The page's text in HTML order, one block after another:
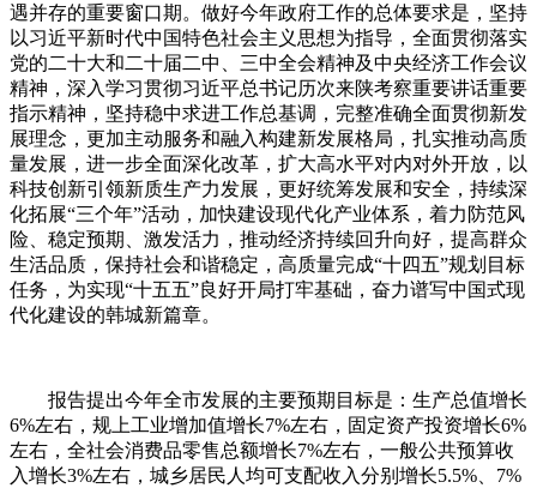
遇并存的重要窗口期。做好今年政府工作的总体要求是，坚持
以习近平新时代中国特色社会主义思想为指导，全面贯彻落实
党的二十大和二十届二中、三中全会精神及中央经济工作会议
精神，深入学习贯彻习近平总书记历次来陕考察重要讲话重要
指示精神，坚持稳中求进工作总基调，完整准确全面贯彻新发
展理念，更加主动服务和融入构建新发展格局，扎实推动高质
量发展，进一步全面深化改革，扩大高水平对内对外开放，以
科技创新引领新质生产力发展，更好统筹发展和安全，持续深
化拓展“三个年”活动，加快建设现代化产业体系，着力防范风
险、稳定预期、激发活力，推动经济持续回升向好，提高群众
生活品质，保持社会和谐稳定，高质量完成“十四五”规划目标
任务，为实现“十五五”良好开局打牢基础，奋力谱写中国式现
代化建设的韩城新篇章。
报告提出今年全市发展的主要预期目标是：生产总值增长
6%左右，规上工业增加值增长7%左右，固定资产投资增长6%
左右，全社会消费品零售总额增长7%左右，一般公共预算收
入增长3%左右，城乡居民人均可支配收入分别增长5.5%、7%